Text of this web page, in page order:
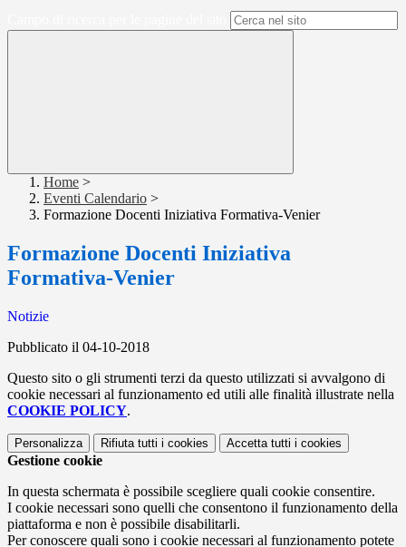
Home >
Eventi Calendario >
Formazione Docenti Iniziativa Formativa-Venier
Formazione Docenti Iniziativa
Formativa-Venier
Notizie
Pubblicato il 04-10-2018
Questo sito o gli strumenti terzi da questo utilizzati si avvalgono di
cookie necessari al funzionamento ed utili alle finalità illustrate nella
COOKIE POLICY.
Personalizza Rifiuta tutti i cookies Accetta tutti i cookies
Gestione cookie
In questa schermata è possibile scegliere quali cookie consentire.
I cookie necessari sono quelli che consentono il funzionamento della
piattaforma e non è possibile disabilitarli.
Per conoscere quali sono i cookie necessari al funzionamento potete